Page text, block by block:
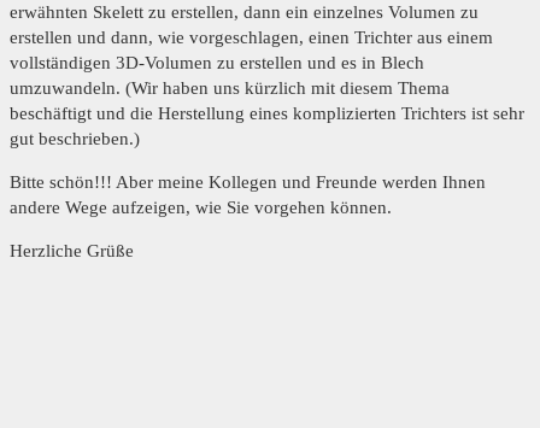
erwähnten Skelett zu erstellen, dann ein einzelnes Volumen zu
erstellen und dann, wie vorgeschlagen, einen Trichter aus einem
vollständigen 3D-Volumen zu erstellen und es in Blech
umzuwandeln. (Wir haben uns kürzlich mit diesem Thema
beschäftigt und die Herstellung eines komplizierten Trichters ist sehr
gut beschrieben.)
Bitte schön!!! Aber meine Kollegen und Freunde werden Ihnen
andere Wege aufzeigen, wie Sie vorgehen können.
Herzliche Grüße